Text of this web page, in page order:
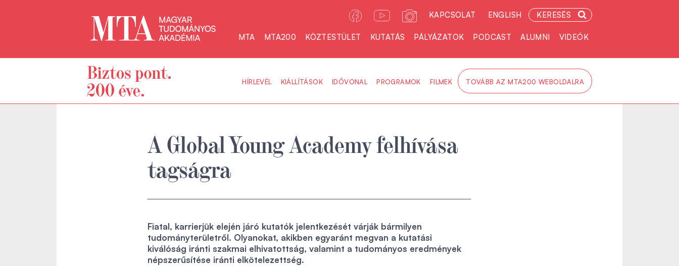
KAPCSOLAT ENGLISH KERESÉS
MTA MTA200 KÖZTESTÜLET KUTATÁS PÁLYÁZATOK PODCAST ALUMNI VIDEÓK
HÍRLEVÉL KIÁLLÍTÁSOK IDŐVONAL PROGRAMOK FILMEK TOVÁBB AZ MTA200 WEBOLDALRA
A Global Young Academy felhívása
tagságra
Fiatal, karrierjük elején járó kutatók jelentkezését várják bármilyen
tudományterületről. Olyanokat, akikben egyaránt megvan a kutatási
kiválóság iránti szakmai elhivatottság, valamint a tudományos eredmények
népszerűsítése iránti elkötelezettség.